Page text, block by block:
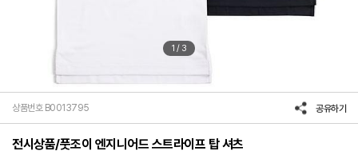
1 / 3
상품번호 B0013795 공유하기
전시상품/풋조이 엔지니어드 스트라이프 탑 셔츠